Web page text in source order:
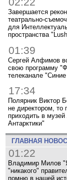
Завершается
театрально-
для
пространства
01:39
Сергей Алфимов
свою программу
телеканале
17:34
Полярник Виктор
не директором, то
приходить в музей
Антарктики"
ГЛАВНАЯ
01:22
Владимир Милов
"никакого"
помню в нашей